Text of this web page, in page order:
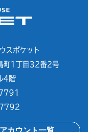
スポケット
町1丁目32番2号
4階